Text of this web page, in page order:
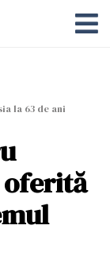
la 63 de ani
oferită